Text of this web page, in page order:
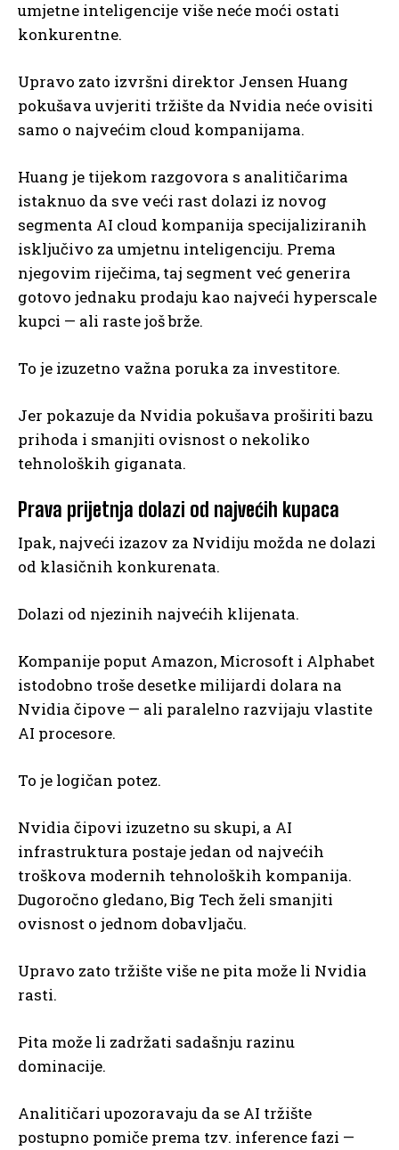
umjetne inteligencije više neće moći ostati
konkurentne.
Upravo zato izvršni direktor Jensen Huang
pokušava uvjeriti tržište da Nvidia neće ovisiti
samo o najvećim cloud kompanijama.
Huang je tijekom razgovora s analitičarima
istaknuo da sve veći rast dolazi iz novog
segmenta AI cloud kompanija specijaliziranih
isključivo za umjetnu inteligenciju. Prema
njegovim riječima, taj segment već generira
gotovo jednaku prodaju kao najveći hyperscale
kupci — ali raste još brže.
To je izuzetno važna poruka za investitore.
Jer pokazuje da Nvidia pokušava proširiti bazu
prihoda i smanjiti ovisnost o nekoliko
tehnoloških giganata.
Prava prijetnja dolazi od najvećih kupaca
Ipak, najveći izazov za Nvidiju možda ne dolazi
od klasičnih konkurenata.
Dolazi od njezinih najvećih klijenata.
Kompanije poput Amazon, Microsoft i Alphabet
istodobno troše desetke milijardi dolara na
Nvidia čipove — ali paralelno razvijaju vlastite
AI procesore.
To je logičan potez.
Nvidia čipovi izuzetno su skupi, a AI
infrastruktura postaje jedan od najvećih
troškova modernih tehnoloških kompanija.
Dugoročno gledano, Big Tech želi smanjiti
ovisnost o jednom dobavljaču.
Upravo zato tržište više ne pita može li Nvidia
rasti.
Pita može li zadržati sadašnju razinu
dominacije.
Analitičari upozoravaju da se AI tržište
postupno pomiče prema tzv. inference fazi —